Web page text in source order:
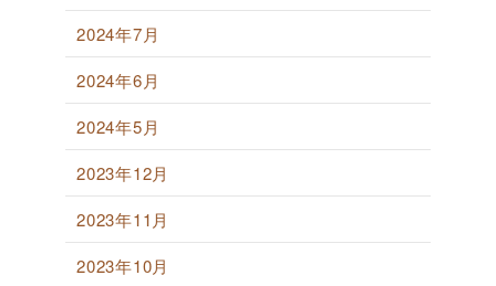
2024年7月
2024年6月
2024年5月
2023年12月
2023年11月
2023年10月